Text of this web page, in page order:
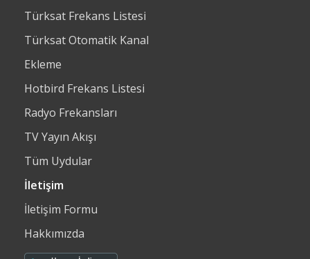
Türksat Frekans Listesi
Türksat Otomatik Kanal
Ekleme
Hotbird Frekans Listesi
Radyo Frekansları
TV Yayın Akışı
Tüm Uydular
İletişim
İletişim Formu
Hakkımızda